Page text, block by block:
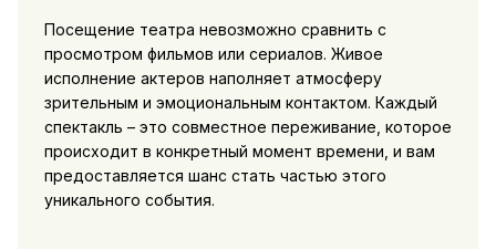
Посещение театра невозможно сравнить с
просмотром фильмов или сериалов. Живое
исполнение актеров наполняет атмосферу
зрительным и эмоциональным контактом. Каждый
спектакль – это совместное переживание, которое
происходит в конкретный момент времени, и вам
предоставляется шанс стать частью этого
уникального события.